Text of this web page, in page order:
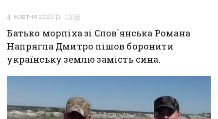
4 жовтня 2022 р., 13:55
Батько морпіха зі Слов`янська Романа
Напрягла Дмитро пішов боронити
українську землю замість сина.